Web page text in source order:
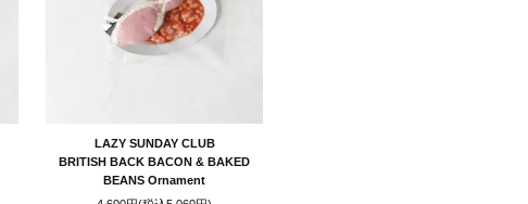
LAZY SUNDAY CLUB
BRITISH BACK BACON & BAKED
BEANS Ornament